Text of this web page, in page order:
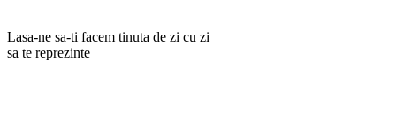
Lasa-ne sa-ti facem tinuta de zi cu zi
sa te reprezinte